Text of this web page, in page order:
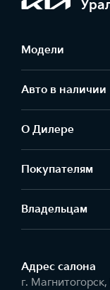
Модели
Авто в наличии
О Дилере
Покупателям
Владельцам
Адрес салонa
г.